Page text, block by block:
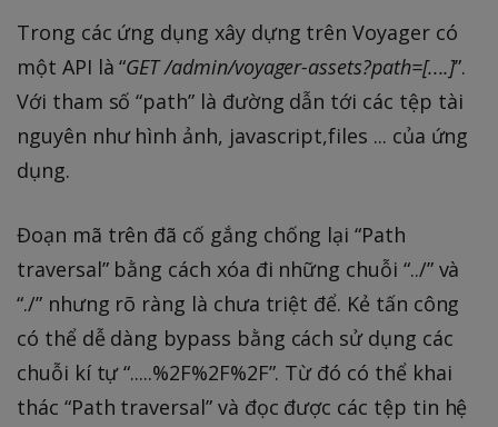
Trong các ứng dụng xây dựng trên Voyager có
một API là “GET /admin/voyager-assets?path=[....]”.
Với tham số “path” là đường dẫn tới các tệp tài
nguyên như hình ảnh, javascript,files ... của ứng
dụng.
Đoạn mã trên đã cố gắng chống lại “Path
traversal” bằng cách xóa đi những chuỗi “../” và
“./” nhưng rõ ràng là chưa triệt để. Kẻ tấn công
có thể dễ dàng bypass bằng cách sử dụng các
chuỗi kí tự “.....%2F%2F%2F”. Từ đó có thể khai
thác “Path traversal” và đọc được các tệp tin hệ